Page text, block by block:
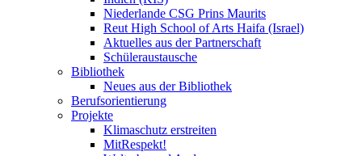
Niederlande CSG Prins Maurits
Reut High School of Arts Haifa (Israel)
Aktuelles aus der Partnerschaft
Schüleraustausche
Bibliothek
Neues aus der Bibliothek
Berufsorientierung
Projekte
Klimaschutz erstreiten
MitRespekt!